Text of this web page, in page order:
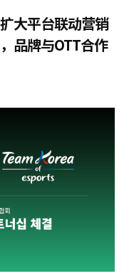
大平台联动营销
品牌与OTT合作